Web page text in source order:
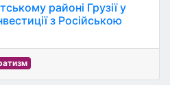
районі Грузії у
з Російською